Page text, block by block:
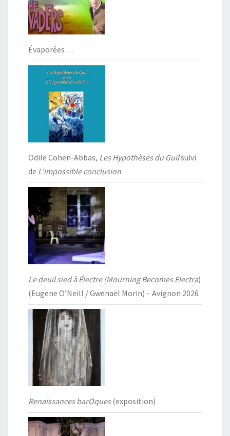
Évaporées…
Odile Cohen-Abbas, Les Hypothèses du Guilsuivi
de L’impossible conclusion
Le deuil sied à Électre (Mourning Becomes Electra)
(Eugene O’Neill / Gwenaël Morin) – Avignon 2026
Renaissances barOques(exposition)